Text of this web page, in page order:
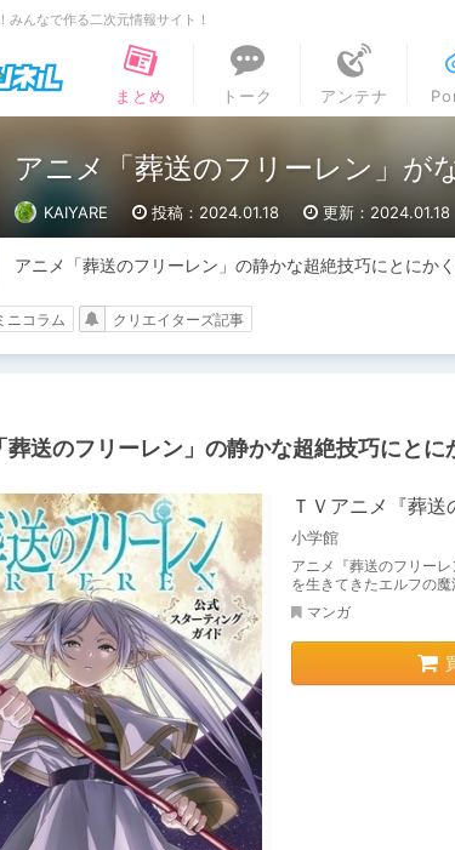
みんなで作る二次元情報サイト！
DLチャンネル
まとめ
トーク アンテナ
アニメ「葬送のフリーレン」が
KAIYARE 投稿：2024.01.18 更新：2024.01.18
アニメ「葬送のフリーレン」の静かな超絶技巧にとにか
ニコラム クリエイターズ記事
葬送のフリーレン」の静かな超絶技巧にと
ＴＶアニメ『葬
小学館
アニメ『葬送のフリー
を生きてきたエルフの
マンガ